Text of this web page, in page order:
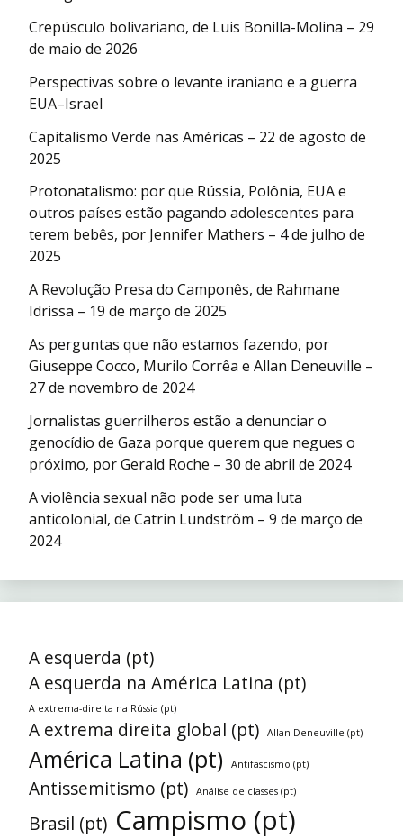
Crepúsculo bolivariano, de Luis Bonilla-Molina – 29
de maio de 2026
Perspectivas sobre o levante iraniano e a guerra
EUA–Israel
Capitalismo Verde nas Américas – 22 de agosto de
2025
Protonatalismo: por que Rússia, Polônia, EUA e
outros países estão pagando adolescentes para
terem bebês, por Jennifer Mathers – 4 de julho de
2025
A Revolução Presa do Camponês, de Rahmane
Idrissa – 19 de março de 2025
As perguntas que não estamos fazendo, por
Giuseppe Cocco, Murilo Corrêa e Allan Deneuville –
27 de novembro de 2024
Jornalistas guerrilheros estão a denunciar o
genocídio de Gaza porque querem que negues o
próximo, por Gerald Roche – 30 de abril de 2024
A violência sexual não pode ser uma luta
anticolonial, de Catrin Lundström – 9 de março de
2024
A esquerda (pt)
A esquerda na América Latina (pt)
A extrema-direita na Rússia (pt)
A extrema direita global (pt) Allan Deneuville (pt)
América Latina (pt) Antifascismo (pt)
Antissemitismo (pt) Análise de classes (pt)
Brasil (pt) Campismo (pt)